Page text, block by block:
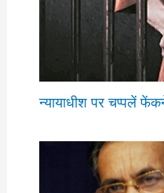
न्यायाधीश पर चप्पलें